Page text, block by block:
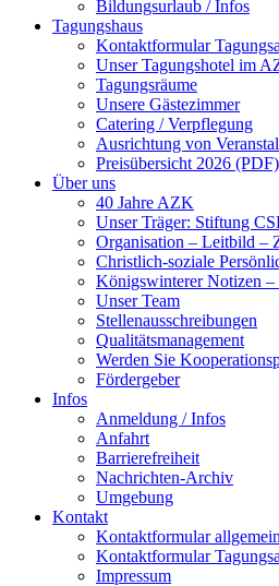
Bildungsurlaub / Infos
Tagungshaus
Kontaktformular
Unser Tagungshotel im
Tagungsräume
Unsere Gästezimmer
Catering / Verpflegung
Ausrichtung von
Preisübersicht 2026 (PDF)
Über uns
40 Jahre AZK
Unser Träger: Stiftung
Organisation – Leitbild –
Christlich-soziale
Königswinterer Notizen –
Unser Team
Stellenausschreibungen
Qualitätsmanagement
Werden Sie
Fördergeber
Infos
Anmeldung / Infos
Anfahrt
Barrierefreiheit
Nachrichten-Archiv
Umgebung
Kontakt
Kontaktformular allgemein
Kontaktformular
Impressum